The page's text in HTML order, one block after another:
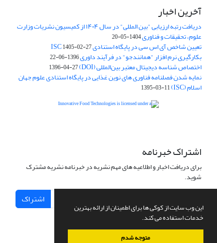
این وب سایت از کوکی ها برای اطمینان از ارائه بهترین
خدمات استفاده می کند.
متوجه شدم
آخرین اخبار
دریافت رتبه ارزیابی "بین المللی" در سال ۱۴۰۴ از کمیسیون نشریات وزارت
علوم، تحقیقات و فناوری1404-05-20
تعیین شاخص آی اس سی در پایگاه استنادی ISC1405-02-27
بکارگیری نرم افزار "همانندجو" در فرآیند داوری1396-06-22
اختصاص شناسه دیجیتال معتبر بین‌المللی (DOI) 1396-04-27
نمایه شدن فصلنامه فناوری های نوین غذایی در پایگاه استنادی علوم جهان
اسلام (ISC) 1395-03-11
اشتراک خبرنامه
برای دریافت اخبار و اطلاعیه های مهم نشریه در خبرنامه نشریه مشترک
شوید.
اشتراک